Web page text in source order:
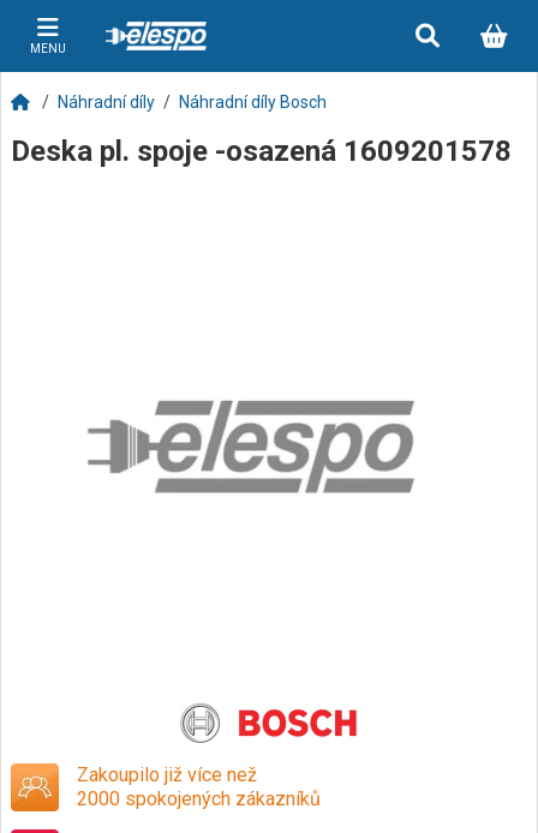
MENU
Náhradní díly Náhradní díly Bosch
Deska pl. spoje -osazená 1609201578
Zakoupilo již více než
2000 spokojených zákazníků